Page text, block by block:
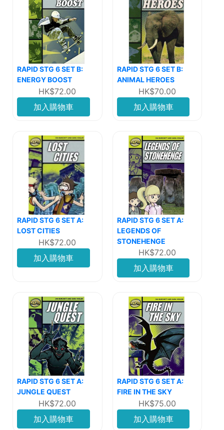
RAPID STG 6 SET B:
ENERGY BOOST
HK$72.00
加入購物車
RAPID STG 6 SET B:
ANIMAL HEROES
HK$70.00
加入購物車
RAPID STG 6 SET A:
LOST CITIES
HK$72.00
加入購物車
RAPID STG 6 SET A:
LEGENDS OF
STONEHENGE
HK$72.00
加入購物車
RAPID STG 6 SET A:
JUNGLE QUEST
HK$72.00
加入購物車
RAPID STG 6 SET A:
FIRE IN THE SKY
HK$75.00
加入購物車